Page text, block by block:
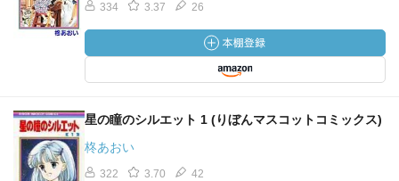
334 3.37 26
星の瞳のシルエット 1 (りぼんマスコットコミックス)
柊あおい
322 3.70 42